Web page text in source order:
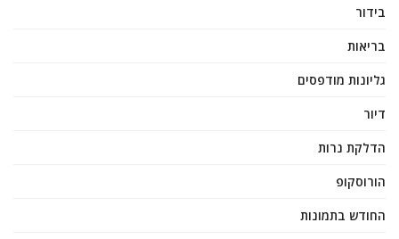
בידור
בריאות
גליונות מודפסים
דיור
הדלקת נרות
הורוסקופ
החודש בתמונות